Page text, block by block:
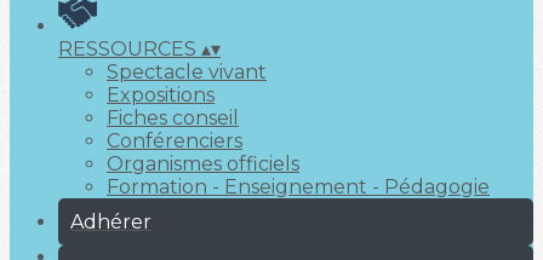
RESSOURCES ▴▾
Spectacle vivant
Expositions
Fiches conseil
Conférenciers
Organismes officiels
Formation - Enseignement - Pédagogie
Adhérer